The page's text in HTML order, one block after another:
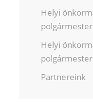
Helyi
Helyi
Partnereink